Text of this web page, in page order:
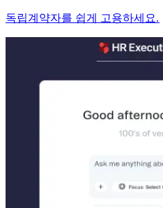
독립계약자를 쉽게 고용하세요.​​